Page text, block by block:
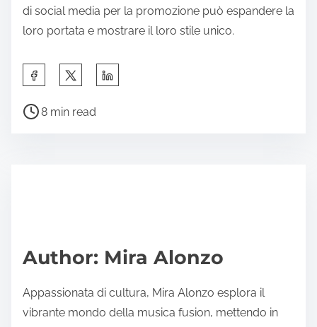
di social media per la promozione può espandere la
loro portata e mostrare il loro stile unico.
Share this post on:
Post read time
8 min read
Author: Mira Alonzo
Appassionata di cultura, Mira Alonzo esplora il
vibrante mondo della musica fusion, mettendo in